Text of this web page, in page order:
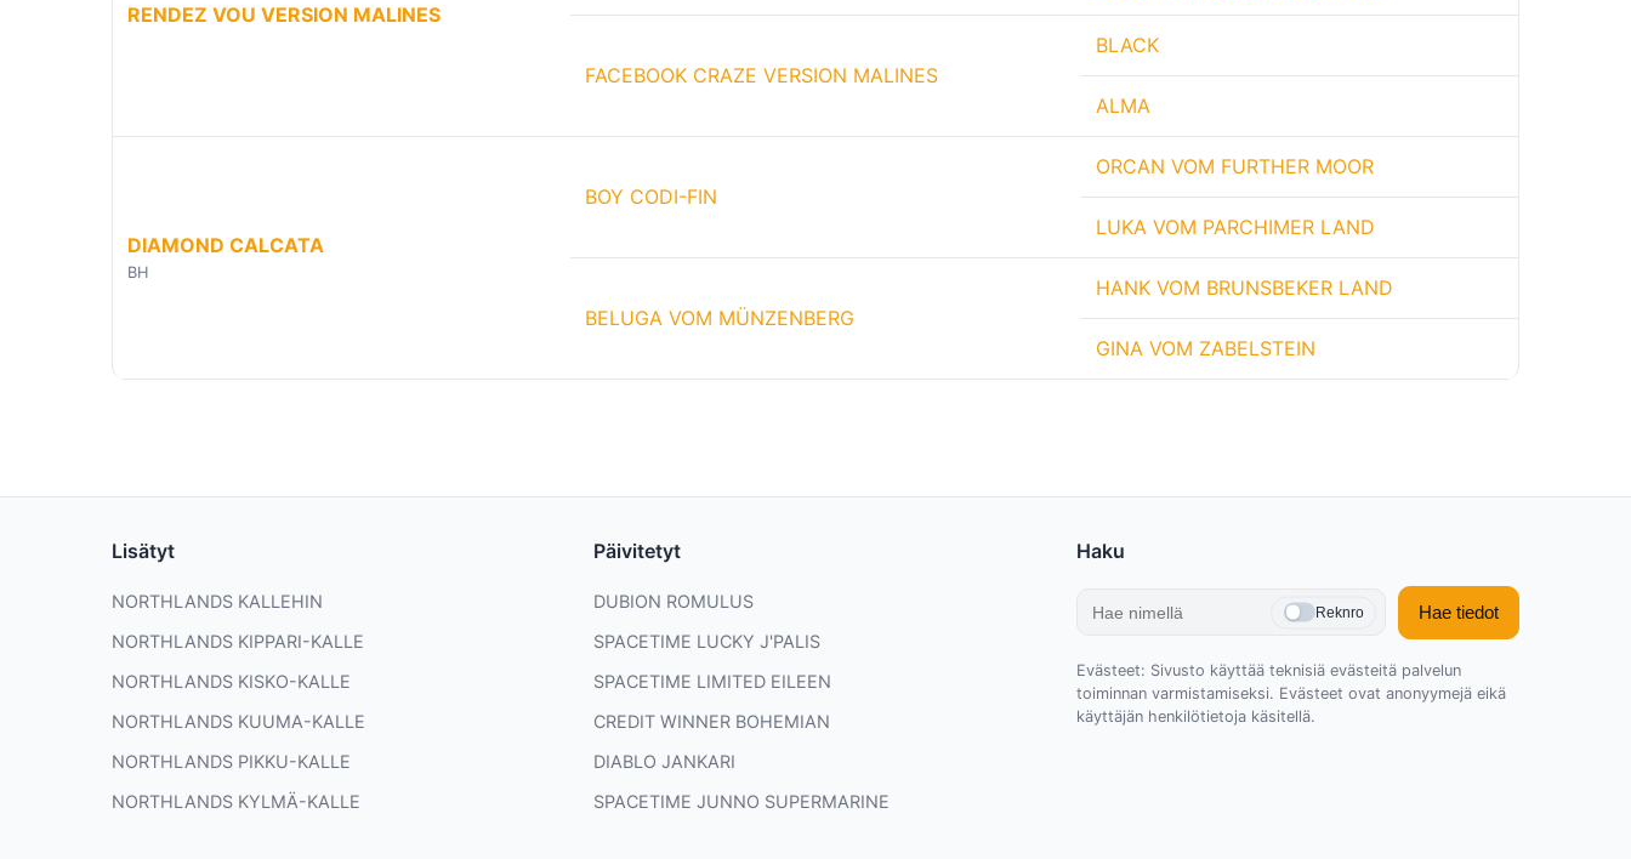
RENDEZ VOU VERSION MALINES
FACEBOOK CRAZE VERSION MALINES
BLACK
ALMA
DIAMOND CALCATA
BH
BOY CODI-FIN
ORCAN VOM FURTHER MOOR
LUKA VOM PARCHIMER LAND
BELUGA VOM MÜNZENBERG
HANK VOM BRUNSBEKER LAND
GINA VOM ZABELSTEIN
Lisätyt
NORTHLANDS KALLEHIN
NORTHLANDS KIPPARI-KALLE
NORTHLANDS KISKO-KALLE
NORTHLANDS KUUMA-KALLE
NORTHLANDS PIKKU-KALLE
NORTHLANDS KYLMÄ-KALLE
Päivitetyt
DUBION ROMULUS
SPACETIME LUCKY J'PALIS
SPACETIME LIMITED EILEEN
CREDIT WINNER BOHEMIAN
DIABLO JANKARI
SPACETIME JUNNO SUPERMARINE
Haku
Reknro Hae tiedot
Evästeet: Sivusto käyttää teknisiä evästeitä palvelun
toiminnan varmistamiseksi. Evästeet ovat anonyymejä eikä
käyttäjän henkilötietoja käsitellä.